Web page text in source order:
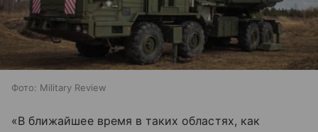
Фото: Military Review
«В ближайшее время в таких областях, как